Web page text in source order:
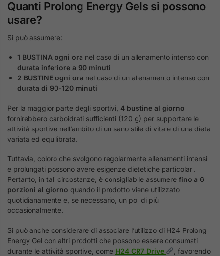
Quanti Prolong Energy Gels si possono
usare?
Si può assumere:
1 BUSTINA ogni ora nel caso di un allenamento intenso con
durata inferiore a 90 minuti
2 BUSTINE ogni ora nel caso di un allenamento intenso con
durata di 90-120 minuti
Per la maggior parte degli sportivi, 4 bustine al giorno
fornirebbero carboidrati sufficienti (120 g) per supportare le
attività sportive nell’ambito di un sano stile di vita e di una dieta
variata ed equilibrata.
Tuttavia, coloro che svolgono regolarmente allenamenti intensi
e prolungati possono avere esigenze dietetiche particolari.
Pertanto, in tali circostanze, è consigliabile assumere fino a 6
porzioni al giorno quando il prodotto viene utilizzato
quotidianamente e, se necessario, un po’ di più
occasionalmente.
Si può anche considerare di associare l’utilizzo di H24 Prolong
Energy Gel con altri prodotti che possono essere consumati
durante le attività sportive, come H24 CR7 Drive
, favorendo